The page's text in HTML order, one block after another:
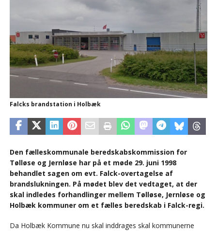
Falcks brandstation i Holbæk
Den fælleskommunale beredskabskommission for
Tølløse og Jernløse har på et møde 29. juni 1998
behandlet sagen om evt. Falck-overtagelse af
brandslukningen. På mødet blev det vedtaget, at der
skal indledes forhandlinger mellem Tølløse, Jernløse og
Holbæk kommuner om et fælles beredskab i Falck-regi.
Da Holbæk Kommune nu skal inddrages skal kommunerne